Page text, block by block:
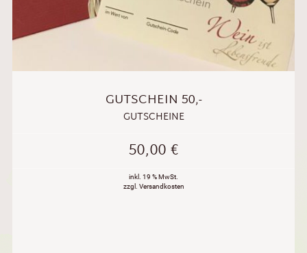
GUTSCHEIN 50,-
GUTSCHEINE
50,00€
inkl. 19 % MwSt.
zzgl. Versandkosten